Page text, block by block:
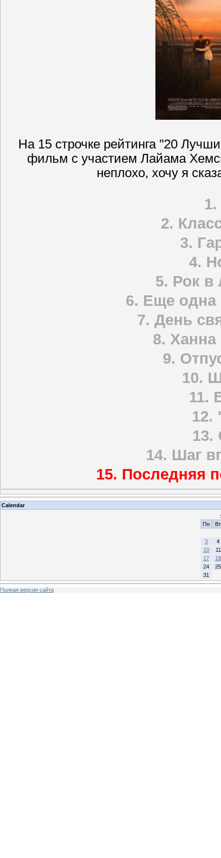
На 15 строчке рейтинга "20
фильм с участием Лайама
неплохо, хочу я
2.
3.
4.
5. Рок в
6. Еще
7. День
8.
9.
10.
11.
12.
13.
14. Шаг
15. Последняя
Calendar
Пн
Вт
3
4
10
11
17
18
24
25
31
Полная версия сайта